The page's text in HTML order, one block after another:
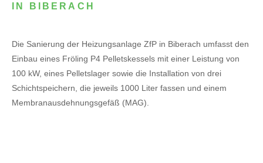
IN BIBERACH
Die Sanierung der Heizungsanlage ZfP in Biberach umfasst den
Einbau eines Fröling P4 Pelletskessels mit einer Leistung von
100 kW, eines Pelletslager sowie die Installation von drei
Schichtspeichern, die jeweils 1000 Liter fassen und einem
Membranausdehnungsgefäß (MAG).